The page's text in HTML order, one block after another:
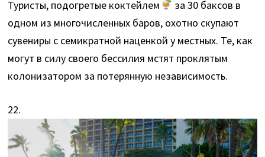
Туристы, подогретые коктейлем
за 30 баксов в
одном из многочисленных баров, охотно скупают
сувениры с семикратной наценкой у местных. Те, как
могут в силу своего бессилия мстят проклятым
колонизатором за потерянную независимость.
22.